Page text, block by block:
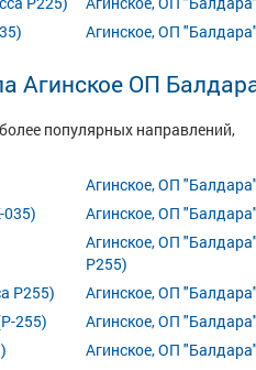
Агинское, ОП
Агинское ОП
популярных направлений,
Агинское, ОП
035)
Агинское, ОП
Агинское, ОП
Р255)
Р255)
Агинское, ОП
255)
Агинское, ОП
Агинское, ОП